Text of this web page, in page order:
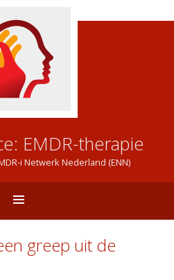
EMDR-therapie
i Netwerk Nederland (ENN)
greep uit de